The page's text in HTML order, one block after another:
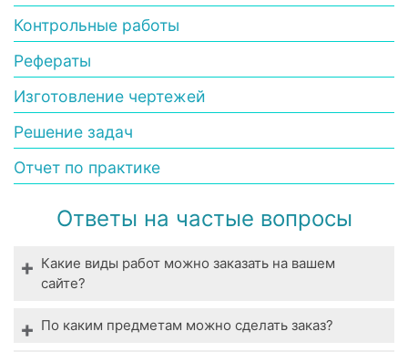
Контрольные работы
Рефераты
Изготовление чертежей
Решение задач
Отчет по практике
Ответы на частые вопросы
Какие виды работ можно заказать на вашем
сайте?
Мы выполняем все виды студенческих работ. У
По каким предметам можно сделать заказ?